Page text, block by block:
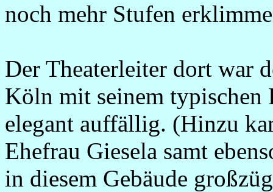
noch mehr Stufen
Der Theaterleiter dort war
Köln mit seinem
elegant auffällig. (Hinzu
Ehefrau Giesela samt
in diesem Gebäude